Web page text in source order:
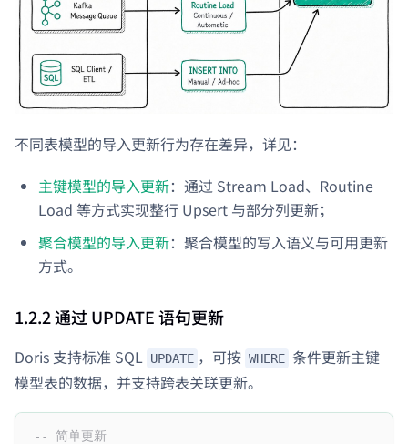
不同表模型的导入更新行为存在差异，详见：
主键模型的导入更新：通过 Stream Load、Routine
Load 等方式实现整行 Upsert 与部分列更新；
聚合模型的导入更新：聚合模型的写入语义与可用更新
方式。
1.2.2 通过 UPDATE 语句更新
Doris 支持标准 SQL UPDATE ，可按 WHERE 条件更新主键
模型表的数据，并支持跨表关联更新。
-- 简单更新